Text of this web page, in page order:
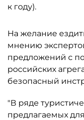
к году).
На желание
мнению
предложений с
российских
безопасный
"В ряде
предлагаемых